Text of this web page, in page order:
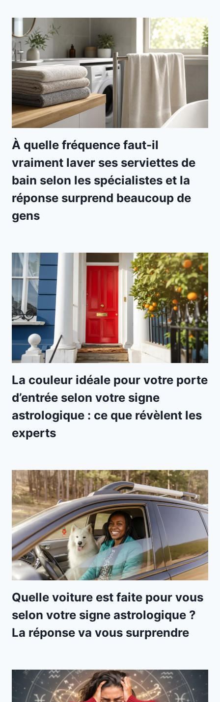
À quelle fréquence faut-il
vraiment laver ses serviettes de
bain selon les spécialistes et la
réponse surprend beaucoup de
gens
La couleur idéale pour votre porte
d’entrée selon votre signe
astrologique : ce que révèlent les
experts
Quelle voiture est faite pour vous
selon votre signe astrologique ?
La réponse va vous surprendre